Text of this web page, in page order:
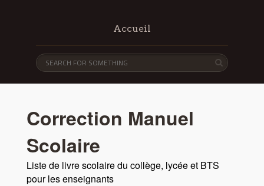
Accueil
Correction Manuel
Scolaire
Liste de livre scolaire du collège, lycée et BTS
pour les enseignants